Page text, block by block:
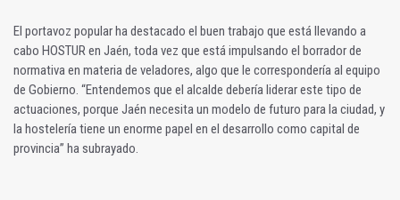
El portavoz popular ha destacado el buen trabajo que está llevando a
cabo HOSTUR en Jaén, toda vez que está impulsando el borrador de
normativa en materia de veladores, algo que le correspondería al equipo
de Gobierno. “Entendemos que el alcalde debería liderar este tipo de
actuaciones, porque Jaén necesita un modelo de futuro para la ciudad, y
la hostelería tiene un enorme papel en el desarrollo como capital de
provincia” ha subrayado.